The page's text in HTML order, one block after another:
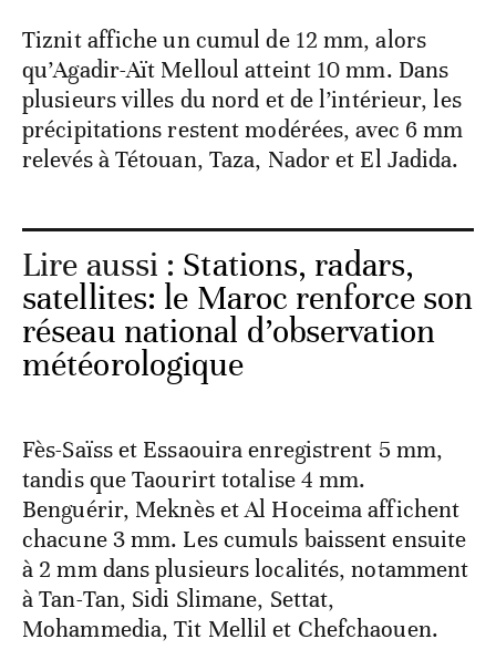
Tiznit affiche un cumul de 12 mm, alors
qu’Agadir-Aït Melloul atteint 10 mm. Dans
plusieurs villes du nord et de l’intérieur, les
précipitations restent modérées, avec 6 mm
relevés à Tétouan, Taza, Nador et El Jadida.
Lire aussi : Stations, radars,
satellites: le Maroc renforce son
réseau national d’observation
météorologique
Fès-Saïss et Essaouira enregistrent 5 mm,
tandis que Taourirt totalise 4 mm.
Benguérir, Meknès et Al Hoceima affichent
chacune 3 mm. Les cumuls baissent ensuite
à 2 mm dans plusieurs localités, notamment
à Tan-Tan, Sidi Slimane, Settat,
Mohammedia, Tit Mellil et Chefchaouen.